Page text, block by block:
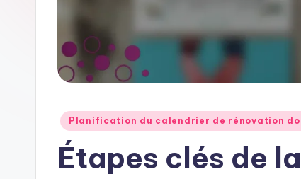
Posted
Planification du calendrier de rénovation
Étapes clés de